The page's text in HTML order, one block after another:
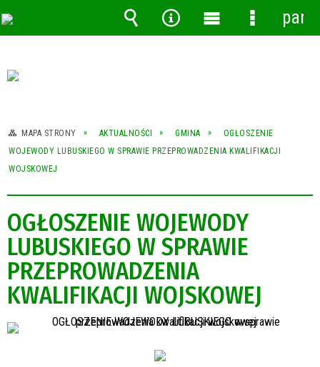
MAPA STRONY AKTUALNOŚCI GMINA
OGŁOSZENIE
WOJEWODY LUBUSKIEGO W SPRAWIE PRZEPROWADZENIA KWALIFIKACJI
WOJSKOWEJ
OGŁOSZENIE WOJEWODY
LUBUSKIEGO W SPRAWIE
PRZEPROWADZENIA
KWALIFIKACJI WOJSKOWEJ
Wyszukiwarka
Narzędzia
MenuMenu